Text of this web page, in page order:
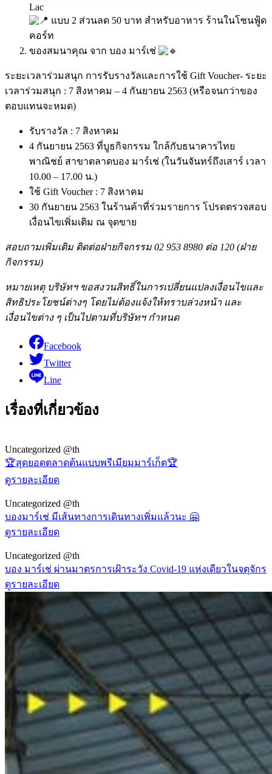
Lac
แบบ 2 ส่วนลด 50 บาท สำหรับอาหาร ร้านในโซนฟู้ด
คอร์ท
ของสมนาคุณ จาก บอง มาร์เช่
ระยะเวลาร่วมสนุก การรับรางวัลและการใช้ Gift Voucher- ระยะ
เวลาร่วมสนุก : 7 สิงหาคม – 4 กันยายน 2563 (หรือจนกว่าของ
ตอบแทนจะหมด)
รับรางวัล : 7 สิงหาคม
4 กันยายน 2563 ที่บูธกิจกรรม ใกล้กับธนาคารไทย
พาณิชย์ สาขาตลาดบอง มาร์เช่ (ในวันจันทร์ถึงเสาร์ เวลา
10.00 – 17.00 น.)
ใช้ Gift Voucher : 7 สิงหาคม
30 กันยายน 2563 ในร้านค้าที่ร่วมรายการ โปรดตรวจสอบ
เงื่อนไขเพิ่มเติม ณ จุดขาย
สอบถามเพิ่มเติม ติดต่อฝ่ายกิจกรรม 02 953 8980 ต่อ 120 (ฝ่าย
กิจกรรม)
หมายเหตุ บริษัทฯ ขอสงวนสิทธิ์ในการเปลี่ยนแปลงเงื่อนไขและ
สิทธิประโยชน์ต่างๆ โดยไม่ต้องแจ้งให้ทราบล่วงหน้า และ
เงื่อนไขต่าง ๆ เป็นไปตามที่บริษัทฯ กำหนด
Facebook
Twitter
Line
เรื่องที่เกี่ยวข้อง
Uncategorized @th
🏆สุดยอดตลาดต้นแบบพรีเมียมมาร์เก็ต🏆
ดูรายละเอียด
Uncategorized @th
บองมาร์เช่ มีเส้นทางการเดินทางเพิ่มแล้วนะ 🤗
ดูรายละเอียด
Uncategorized @th
บอง มาร์เช่ ผ่านมาตรการเฝ้าระวัง Covid-19 แห่งเดียวในจตุจักร
ดูรายละเอียด